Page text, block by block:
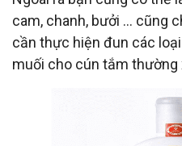
cam, chanh, bưởi … cũng
cần thực hiện đun các
muối cho cún tắm thường